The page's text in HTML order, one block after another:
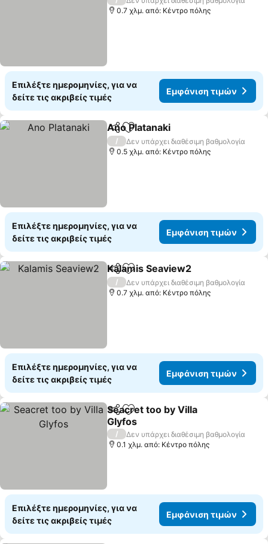
0.7 χλμ. από: Κέντρο πόλης
Επιλέξτε ημερομηνίες, για να
δείτε τις ακριβείς τιμές
Εμφάνιση τιμών
Κοινοποίηση
Προσθήκη στα αγαπημένα
Ano Platanaki
/
Δεν υπάρχει διαθέσιμη βαθμολογία
0.5 χλμ. από: Κέντρο πόλης
Επιλέξτε ημερομηνίες, για να
δείτε τις ακριβείς τιμές
Εμφάνιση τιμών
Κοινοποίηση
Προσθήκη στα αγαπημένα
Kalamis Seaview2
/
Δεν υπάρχει διαθέσιμη βαθμολογία
0.7 χλμ. από: Κέντρο πόλης
Επιλέξτε ημερομηνίες, για να
δείτε τις ακριβείς τιμές
Εμφάνιση τιμών
Κοινοποίηση
Προσθήκη στα αγαπημένα
Seacret too by Villa
Glyfos
Εμφάνιση τιμών
/
Δεν υπάρχει διαθέσιμη βαθμολογία
0.1 χλμ. από: Κέντρο πόλης
Επιλέξτε ημερομηνίες, για να
δείτε τις ακριβείς τιμές
Εμφάνιση τιμών